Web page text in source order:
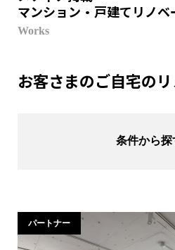
マンション・戸建てリノベ
Works
お客さまのご自宅の
条件から探
パートナー